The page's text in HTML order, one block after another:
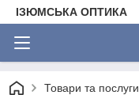
ІЗЮМСЬКА ОПТИКА
Товари та послуги